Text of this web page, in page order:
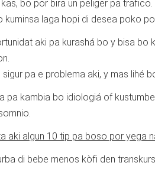
kas, bo por bira un peliger pa
kuminsa laga hopi di desea poko
aki pa kurashá bo y bisa
pa e problema aki, y mas lihé
pa kambia bo idiologiá of
aki algun 10 tip pa boso por yega
di bebe menos kòfi den